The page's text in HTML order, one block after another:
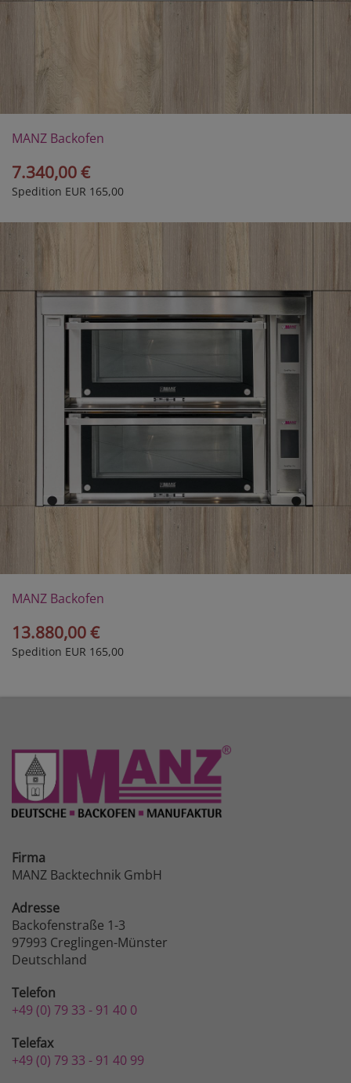
MANZ Backofen
7.340,00 €
Spedition EUR 165,00
MANZ Backofen
13.880,00 €
Spedition EUR 165,00
Firma
MANZ Backtechnik GmbH
Adresse
Backofenstraße 1-3
97993 Creglingen-Münster
Deutschland
Telefon
+49 (0) 79 33 - 91 40 0
Telefax
+49 (0) 79 33 - 91 40 99